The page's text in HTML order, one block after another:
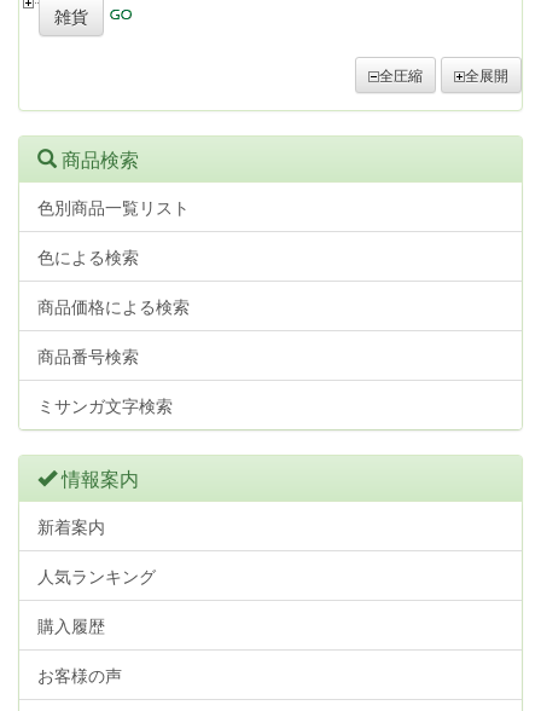
雑貨
全圧縮 全展開
商品検索
色別商品一覧リスト
色による検索
商品価格による検索
商品番号検索
ミサンガ文字検索
情報案内
新着案内
人気ランキング
購入履歴
お客様の声